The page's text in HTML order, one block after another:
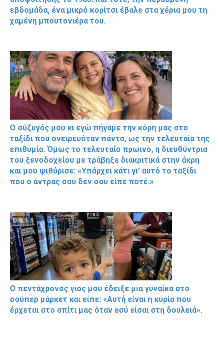
εβδομάδα, ένα μικρό κορίτσι έβαλε στα χέρια μου τη
χαμένη μπουτονιέρα του.
Ο σύζυγός μου κι εγώ πήγαμε την κόρη μας στο
ταξίδι που ονειρευόταν πάντα, ως την τελευταία της
επιθυμία. Όμως το τελευταίο πρωινό, η διευθύντρια
του ξενοδοχείου με τράβηξε διακριτικά στην άκρη
και μου ψιθύρισε: «Υπάρχει κάτι γι’ αυτό το ταξίδι
που ο άντρας σου δεν σου είπε ποτέ.»
Ο πεντάχρονος γιος μου έδειξε μια γυναίκα στο
σούπερ μάρκετ και είπε: «Αυτή είναι η κυρία που
έρχεται στο σπίτι μας όταν εσύ είσαι στη δουλειά».